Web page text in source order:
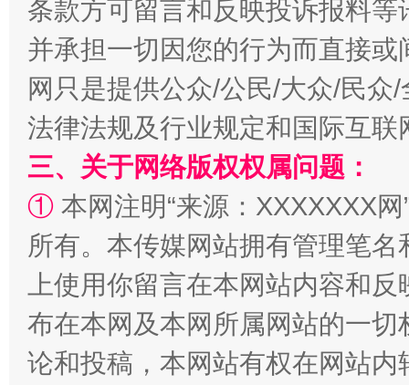
全民健身五年计划来了！等你上场
阿坝州三大球赛在茂县开幕 规模
条款方可留言和反映投诉报料
并承担一切因您的行为而直接
网只是提供公众/公民/大众/民
法律法规及行业规定和国际互
三、关于网络版权权属问题：
① 本网注明“来源：XXXXXXX
所有。本传媒网站拥有管理笔
上使用你留言在本网站内容和
布在本网及本网所属网站的一
论和投稿，本网站有权在网站